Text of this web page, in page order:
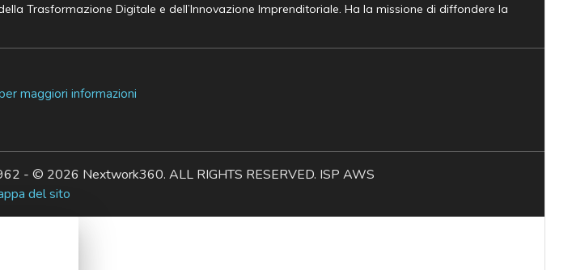
Trasformazione Digitale e dell’Innovazione Imprenditoriale. Ha la missione di diffondere la
maggiori informazioni
- © 2026 Nextwork360. ALL RIGHTS RESERVED. ISP AWS
del sito